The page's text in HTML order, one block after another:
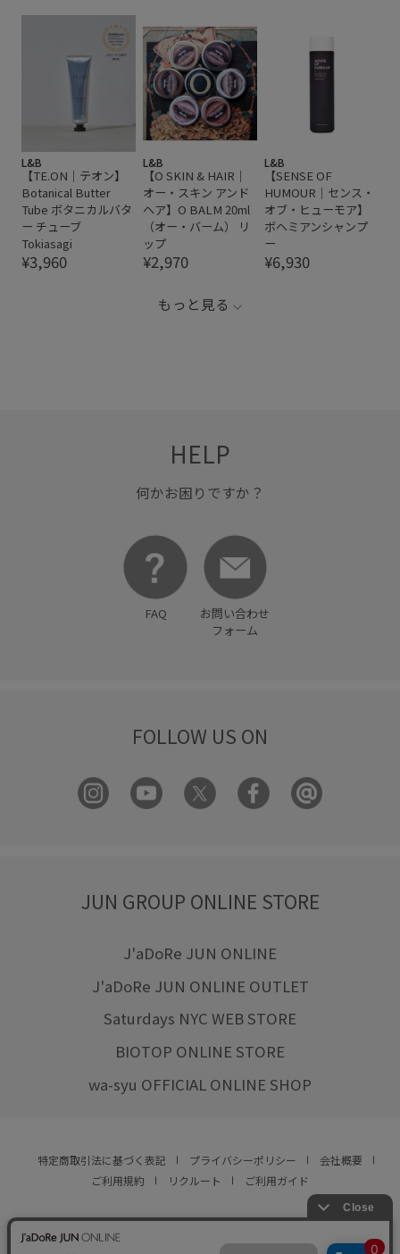
L&B
【TE.ON｜テオン】
Botanical Butter
Tube ボタニカルバタ
ー チューブ
Tokiasagi
¥3,960
L&B
【O SKIN & HAIR｜
オー・スキン アンド
ヘア】O BALM 20ml
（オー・バーム） リ
ップ
¥2,970
L&B
【SENSE OF
HUMOUR｜センス・
オブ・ヒューモア】
ボヘミアンシャンプ
ー
¥6,930
もっと見る
HELP
何かお困りですか？
FAQ
お問い合わせ
フォーム
FOLLOW US ON
JUN GROUP ONLINE STORE
J'aDoRe JUN ONLINE
J'aDoRe JUN ONLINE OUTLET
Saturdays NYC WEB STORE
BIOTOP ONLINE STORE
wa-syu OFFICIAL ONLINE SHOP
特定商取引法に基づく表記 プライバシーポリシー
会社概要
ご利用規約
リクルート ご利用ガイド